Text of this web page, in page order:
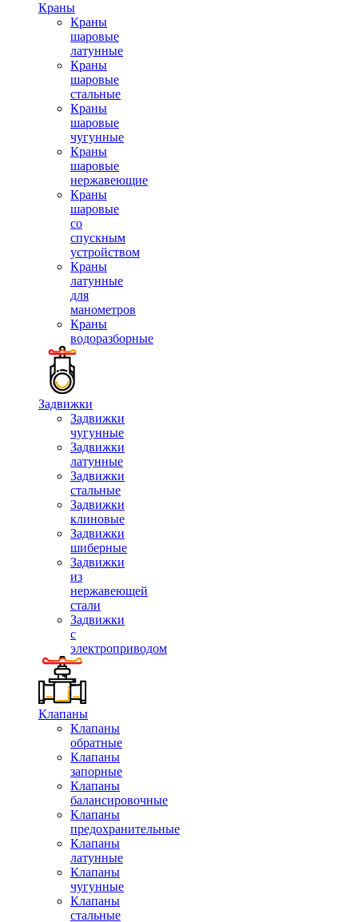
Краны
Краны
шаровые
латунные
Краны
шаровые
стальные
Краны
шаровые
чугунные
Краны
шаровые
нержавеющие
Краны
шаровые
со
спускным
устройством
Краны
латунные
для
манометров
Краны
водоразборные
Задвижки
Задвижки
чугунные
Задвижки
латунные
Задвижки
стальные
Задвижки
клиновые
Задвижки
шиберные
Задвижки
из
нержавеющей
стали
Задвижки
с
электроприводом
Клапаны
Клапаны
обратные
Клапаны
запорные
Клапаны
балансировочные
Клапаны
предохранительные
Клапаны
латунные
Клапаны
чугунные
Клапаны
стальные